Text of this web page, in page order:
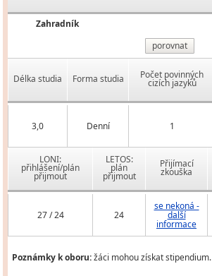
Zahradník
porovnat
Délka studia Forma studia Počet povinných
cizích jazyků
3,0 Denní 1
LONI:
přihlášení/plán
přijmout
LETOS:
plán
přijmout
Přijímací
zkouška
27 / 24 24
se nekoná -
další
informace
Poznámky k oboru:žáci mohou získat stipendium.